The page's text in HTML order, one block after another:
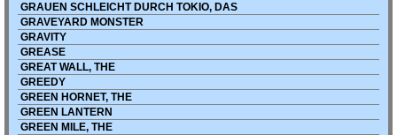
GRAUEN SCHLEICHT DURCH TOKIO, DAS
GRAVEYARD MONSTER
GRAVITY
GREASE
GREAT WALL, THE
GREEDY
GREEN HORNET, THE
GREEN LANTERN
GREEN MILE, THE